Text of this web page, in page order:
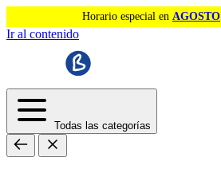
Horario especial en AGOSTO
Ir al contenido
Todas las categorías